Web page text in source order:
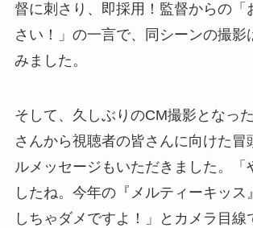
督に刺さり、即採用！監督からの「
さい！」の一言で、同シーンの撮影
みました。
そして、久しぶりのCM撮影となっ
さんから視聴者の皆さんに向けた冒
ルメッセージもいただきました。「
したね。今年の『メルティーキッス
しちゃダメですよ！」とカメラ目線